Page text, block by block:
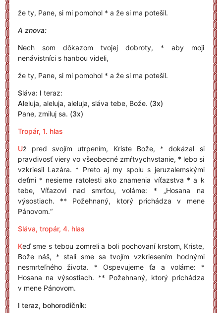
že ty, Pane, si mi pomohol * a že si ma potešil.
A znova:
Nech som dôkazom tvojej dobroty, * aby moji
nenávistníci s hanbou videli,
že ty, Pane, si mi pomohol * a že si ma potešil.
Sláva: I teraz:
Aleluja, aleluja, aleluja, sláva tebe, Bože. (3x)
Pane, zmiluj sa. (3x)
Tropár, 1. hlas
Už pred svojím utrpením, Kriste Bože, * dokázal si
pravdivosť viery vo všeobecné zmŕtvychvstanie, * lebo si
vzkriesil Lazára. * Preto aj my spolu s jeruzalemskými
deťmi * nesieme ratolesti ako znamenia víťazstva * a k
tebe, Víťazovi nad smrťou, voláme: * „Hosana na
výsostiach. ** Požehnaný, ktorý prichádza v mene
Pánovom.“
Sláva, tropár, 4. hlas
Keď sme s tebou zomreli a boli pochovaní krstom, Kriste,
Bože náš, * stali sme sa tvojím vzkriesením hodnými
nesmrteľného života. * Ospevujeme ťa a voláme: *
Hosana na výsostiach. ** Požehnaný, ktorý prichádza
v mene Pánovom.
I teraz, bohorodičník: